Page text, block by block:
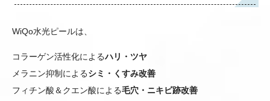
WiQo水光ピールは、
コラーゲン活性化によるハリ・ツヤ
メラニン抑制によるシミ・くすみ改善
フィチン酸＆クエン酸による毛穴・ニキビ跡改善